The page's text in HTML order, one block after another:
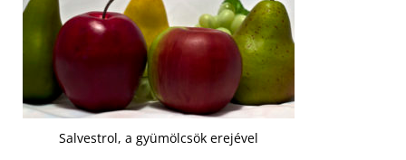
Salvestrol, a gyümölcsök erejével